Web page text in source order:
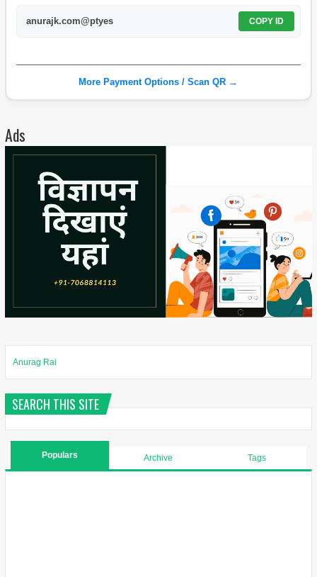
anurajk.com@ptyes COPY ID
More Payment Options / Scan QR →
Ads
Anurag Rai
SEARCH THIS SITE
Populars Archive Tags